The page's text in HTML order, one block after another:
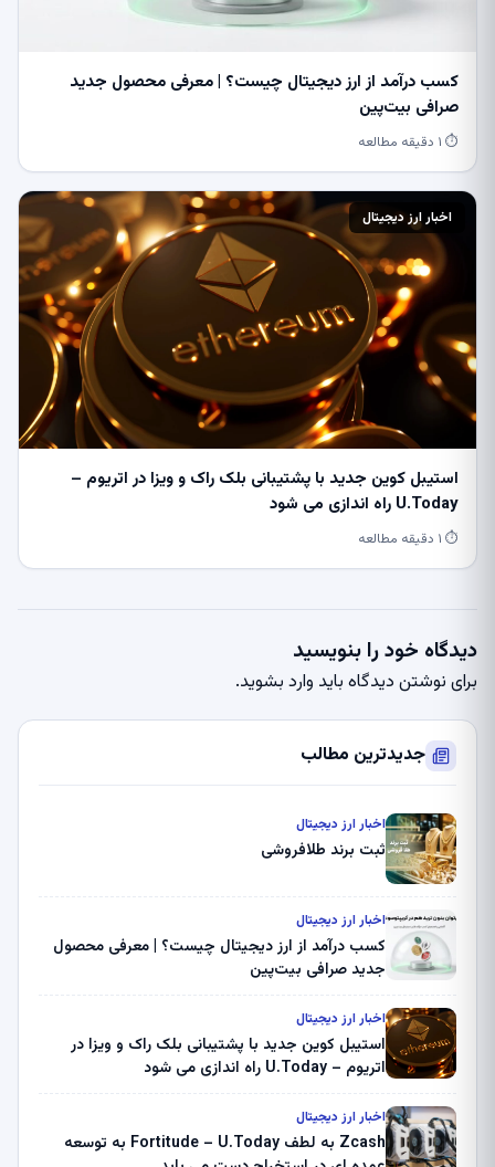
کسب درآمد از ارز دیجیتال چیست؟ | معرفی محصول جدید
صرافی بیت‌پین
⏱ ۱ دقیقه مطالعه
اخبار ارز دیجیتال
استیبل کوین جدید با پشتیبانی بلک راک و ویزا در اتریوم –
U.Today راه اندازی می شود
⏱ ۱ دقیقه مطالعه
دیدگاه خود را بنویسید
برای نوشتن دیدگاه باید وارد بشوید.
جدیدترین مطالب
اخبار ارز دیجیتال
ثبت برند طلافروشی
اخبار ارز دیجیتال
کسب درآمد از ارز دیجیتال چیست؟ | معرفی محصول
جدید صرافی بیت‌پین
اخبار ارز دیجیتال
استیبل کوین جدید با پشتیبانی بلک راک و ویزا در
اتریوم – U.Today راه اندازی می شود
اخبار ارز دیجیتال
Zcash به لطف Fortitude – U.Today به توسعه